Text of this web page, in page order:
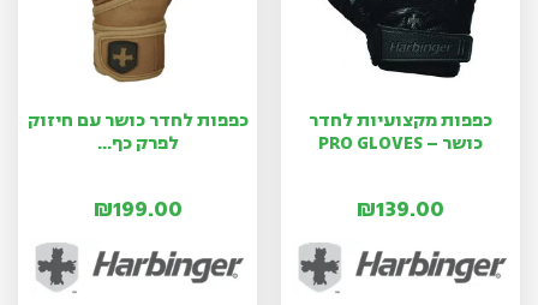
כפפות מקצועיות לחדר
כושר – PRO GLOVES
₪139.00
כפפות לחדר כושר עם חיזוק
לפרק כף...
₪199.00